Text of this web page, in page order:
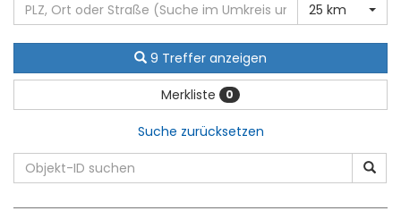
25 km
9 Treffer anzeigen
Merkliste 0
Suche zurücksetzen